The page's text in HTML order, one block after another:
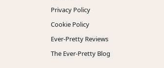
Privacy Policy
Cookie Policy
Ever-Pretty Reviews
The Ever-Pretty Blog